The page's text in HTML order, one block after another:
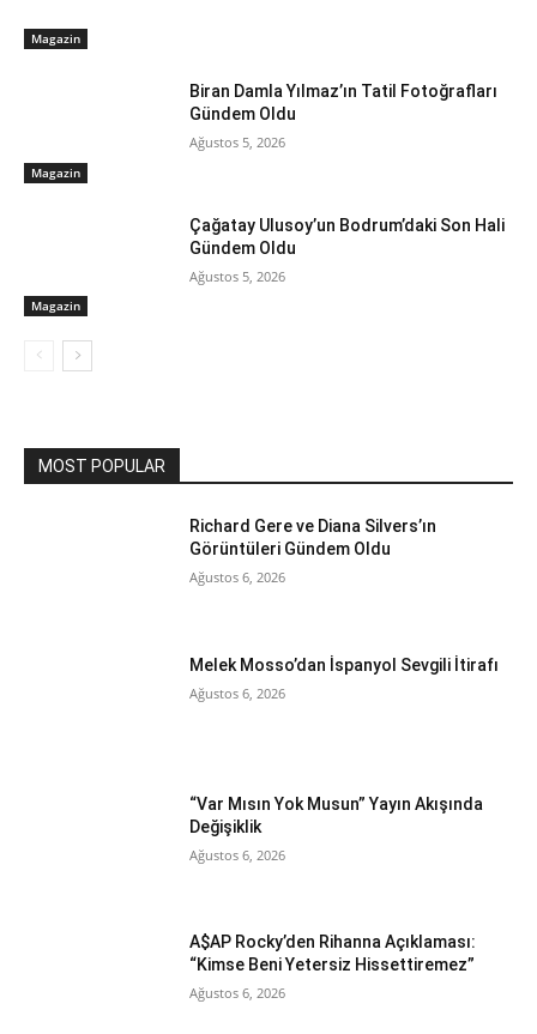
Magazin
Magazin
Biran Damla Yılmaz’ın Tatil Fotoğrafları
Gündem Oldu
Ağustos 5, 2026
Magazin
Çağatay Ulusoy’un Bodrum’daki Son Hali
Gündem Oldu
Ağustos 5, 2026
MOST POPULAR
Richard Gere ve Diana Silvers’ın
Görüntüleri Gündem Oldu
Ağustos 6, 2026
Melek Mosso’dan İspanyol Sevgili İtirafı
Ağustos 6, 2026
“Var Mısın Yok Musun” Yayın Akışında
Değişiklik
Ağustos 6, 2026
A$AP Rocky’den Rihanna Açıklaması:
“Kimse Beni Yetersiz Hissettiremez”
Ağustos 6, 2026